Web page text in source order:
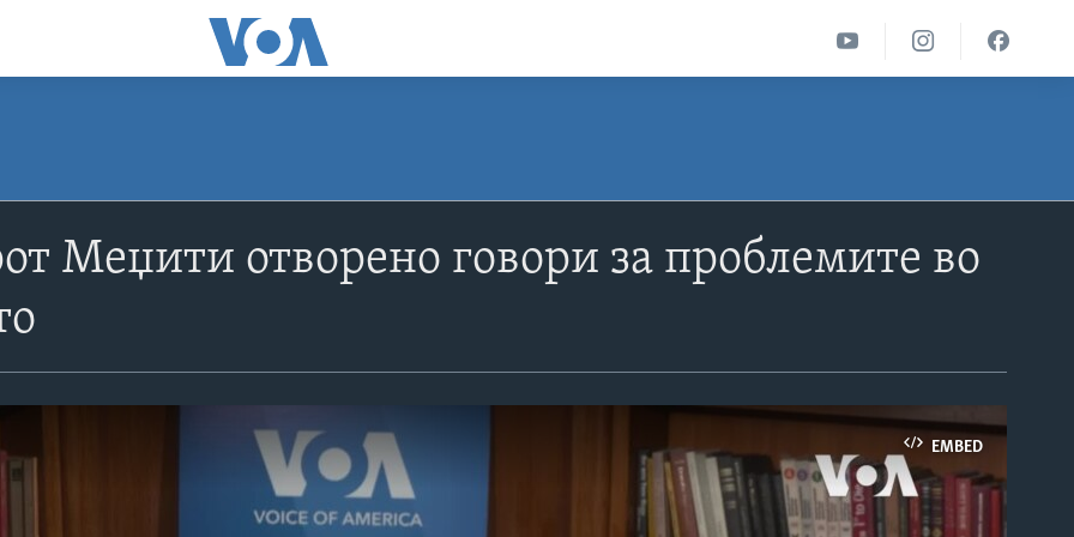
Меџити отворено говори за проблемите во
EMBED